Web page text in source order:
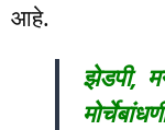
आहे.
झेडपी,